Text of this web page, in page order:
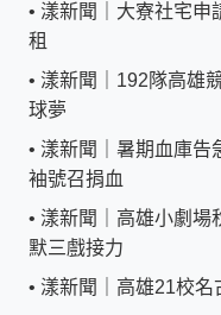
• 漾新聞｜大寮社宅
租
• 漾新聞｜192隊高雄
球夢
• 漾新聞｜暑期血庫告
袖號召捐血
• 漾新聞｜高雄小劇
默三戲接力
• 漾新聞｜高雄21校